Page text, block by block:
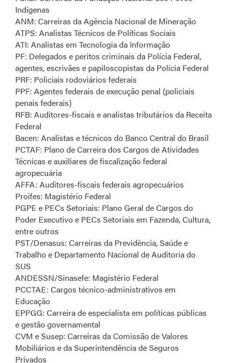
Indígenas
ANM: Carreiras da Agência Nacional de Mineração
ATPS: Analistas Técnicos de Políticas Sociais
ATI: Analistas em Tecnologia da Informação
PF: Delegados e peritos criminais da Polícia Federal,
agentes, escrivães e papiloscopistas da Polícia Federal
PRF: Policiais rodoviários federais
PPF: Agentes federais de execução penal (policiais
penais federais)
RFB: Auditores-fiscais e analistas tributários da Receita
Federal
Bacen: Analistas e técnicos do Banco Central do Brasil
PCTAF: Plano de Carreira dos Cargos de Atividades
Técnicas e auxiliares de fiscalização federal
agropecuária
AFFA: Auditores-fiscais federais agropecuários
Proifes: Magistério Federal
PGPE e PECs Setoriais: Plano Geral de Cargos do
Poder Executivo e PECs Setoriais em Fazenda, Cultura,
entre outros
PST/Denasus: Carreiras da Previdência, Saúde e
Trabalho e Departamento Nacional de Auditoria do
SUS
ANDESSN/Sinasefe: Magistério Federal
PCCTAE: Cargos técnico-administrativos em
Educação
EPPGG: Carreira de especialista em políticas públicas
e gestão governamental
CVM e Susep: Carreiras da Comissão de Valores
Mobiliários e da Superintendência de Seguros
Privados